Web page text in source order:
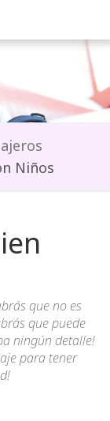
Niños
que no es
que puede
ningún detalle!
para tener